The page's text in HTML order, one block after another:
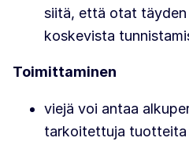
siitä, että otat täyden
koskevista
Toimittaminen
viejä voi antaa
tarkoitettuja tuotteita